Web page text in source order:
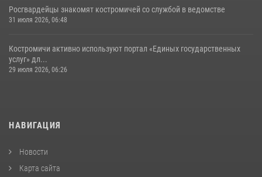
Росгвардейцы знакомят костромичей со службой в ведомстве
31 июля 2026, 06:48
Костромичи активно используют портал «Единых государственных
услуг» дл...
29 июля 2026, 06:26
НАВИГАЦИЯ
Новости
Карта сайта